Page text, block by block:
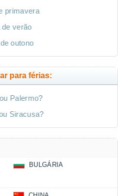
primavera
de verão
outono
para férias:
Palermo?
Siracusa?
BULGÁRIA